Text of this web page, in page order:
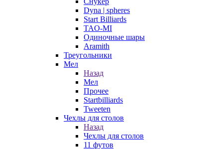
Dyna | spheres
Start Billiards
TAO-MI
Одиночные шары
Aramith
Треугольники
Мел
Назад
Мел
Прочее
Startbilliards
Tweeten
Чехлы для столов
Назад
Чехлы для столов
11 футов